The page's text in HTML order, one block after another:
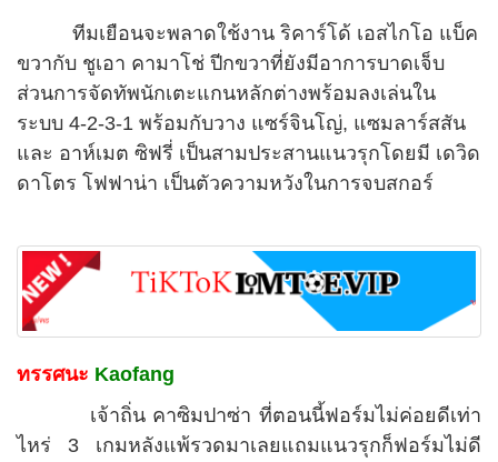
ทีมเยือนจะพลาดใช้งาน ริคาร์โด้ เอสไกโอ แบ็ค
ขวากับ ชูเอา คามาโช่ ปีกขวาที่ยังมีอาการบาดเจ็บ
ส่วนการจัดทัพนักเตะแกนหลักต่างพร้อมลงเล่นใน
ระบบ 4-2-3-1 พร้อมกับวาง แซร์จินโญ่, แซมลาร์สสัน
และ อาห์เมต ซิฟรี่ เป็นสามประสานแนวรุกโดยมี เดวิด
ดาโตร โฟฟาน่า เป็นตัวความหวังในการจบสกอร์
ทรรศนะ Kaofang
เจ้าถิ่น คาซิมปาซ่า ที่ตอนนี้ฟอร์มไม่ค่อยดีเท่า
ไหร่ 3 เกมหลังแพ้รวดมาเลยแถมแนวรุกก็ฟอร์มไม่ดี